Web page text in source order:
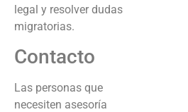
legal y resolver dudas
migratorias.
Contacto
Las personas que
necesiten asesoría